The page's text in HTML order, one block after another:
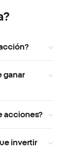
ganar
acciones?
invertir